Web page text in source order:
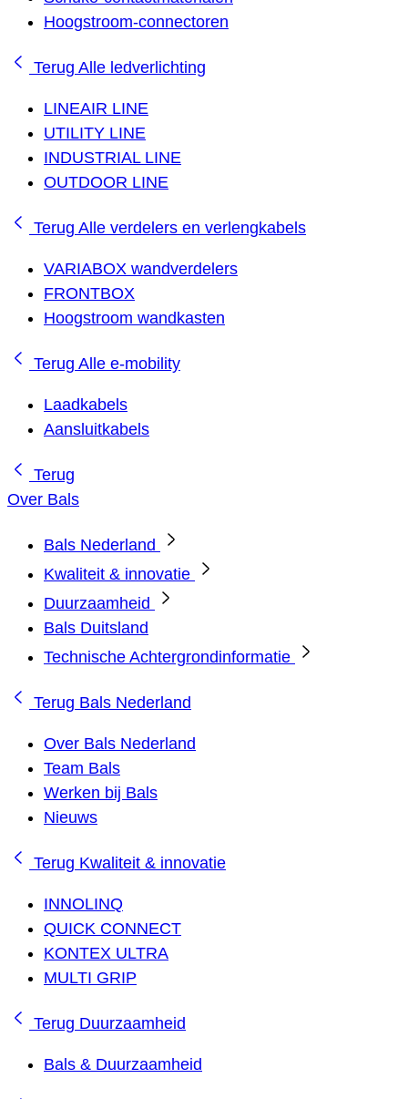
Hoogstroom-connectoren
Terug Alle ledverlichting
LINEAIR LINE
UTILITY LINE
INDUSTRIAL LINE
OUTDOOR LINE
Terug Alle verdelers en verlengkabels
VARIABOX wandverdelers
FRONTBOX
Hoogstroom wandkasten
Terug Alle e-mobility
Laadkabels
Aansluitkabels
Terug
Over Bals
Bals Nederland
Kwaliteit & innovatie
Duurzaamheid
Bals Duitsland
Technische Achtergrondinformatie
Terug Bals Nederland
Over Bals Nederland
Team Bals
Werken bij Bals
Nieuws
Terug Kwaliteit & innovatie
INNOLINQ
QUICK CONNECT
KONTEX ULTRA
MULTI GRIP
Terug Duurzaamheid
Bals & Duurzaamheid